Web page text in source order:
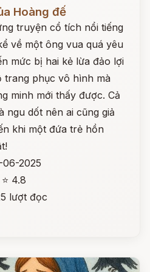
Hoàng đế
truyện cổ tích nổi tiếng
về một ông vua quá yêu
mức bị hai kẻ lừa đảo lợi
trang phục vô hình mà
minh mới thấy được. Cả
ngu dốt nên ai cũng giả
khi một đứa trẻ hồn
06-2025
⭐ 4.8
lượt đọc